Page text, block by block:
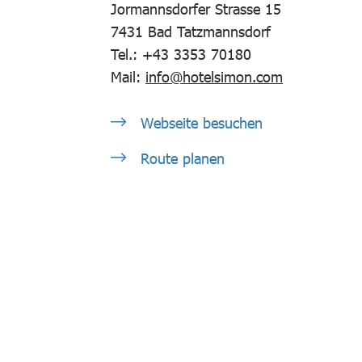
Jormannsdorfer Strasse 15
7431 Bad Tatzmannsdorf
Tel.: +43 3353 70180
Mail: info@hotelsimon.com
Webseite besuchen
Route planen